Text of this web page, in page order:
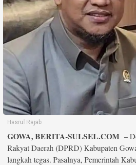
Video
More
Disclaimer
Hasrul Rajab
GOWA, BERITA-SULSEL.COM –
Rakyat Daerah (DPRD) Kabupaten
langkah tegas. Pasalnya, Pemerintah